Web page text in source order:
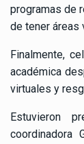
programas de
de tener áreas
Finalmente,
académica
virtuales y
Estuvieron
coordinadora